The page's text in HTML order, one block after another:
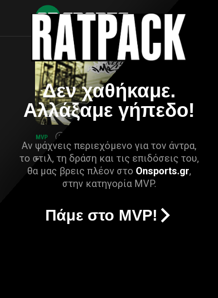
Δεν χαθήκαμε.
Αλλάξαμε γήπεδο!
Αν ψάχνεις περιεχόμενο για τον άντρα,
το στιλ, τη δράση και τις επιδόσεις του,
θα μας βρεις πλέον στο Onsports.gr,
στην κατηγορία MVP.
Πάμε στο MVP!